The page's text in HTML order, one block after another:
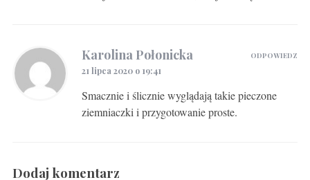
Karolina Połonicka
21 lipca 2020 o 19:41
Smacznie i ślicznie wyglądają takie pieczone
ziemniaczki i przygotowanie proste.
ODPOWIEDZ
Dodaj komentarz